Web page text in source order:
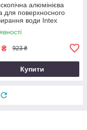
алюмінієва
для поверхносного
води Intex
239 см (діаметр 26.2
₴ 923 ₴
Купити